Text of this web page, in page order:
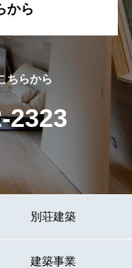
から
ちらから
2323
別荘建築
建築事業